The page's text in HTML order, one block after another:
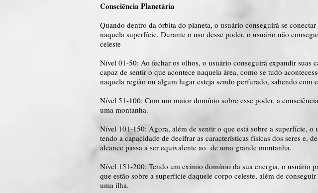
Consciência Planetária
Quando dentro da órbita do planeta, o usuário conseguirá se
naquela superfície. Durante o uso desse poder, o usuário não
celeste
Nível 01-50: Ao fechar os olhos, o usuário conseguirá expandir suas
capaz de sentir o que acontece naquela área, como se tudo
naquela região ou algum lugar esteja sendo perfurado, sabendo
Nível 51-100: Com um maior domínio sobre esse poder, a
uma montanha.
Nível 101-150: Agora, além de sentir o que está sobre a superfície,
tendo a capacidade de decifrar as características físicas dos seres e,
alcance passa a ser equivalente ao de uma grande montanha.
Nível 151-200: Tendo um exímio domínio da sua energia, o usuário
que estão sobre a superfície daquele corpo celeste, além de
uma ilha.